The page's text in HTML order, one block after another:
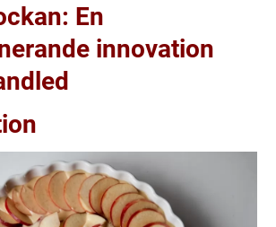
En
innovation